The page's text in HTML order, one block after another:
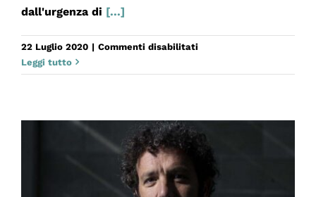
dall'urgenza di [...]
22 Luglio 2020 | Commenti disabilitatisu
Leggi tutto